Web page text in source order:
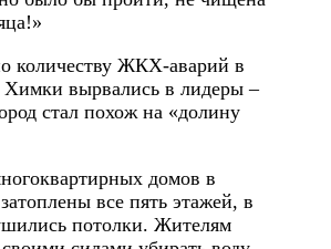
количеству ЖКХ-аварий в
Химки вырвались в лидеры –
стал похож на «долину
домов в
все пять этажей, в
потолки. Жителям